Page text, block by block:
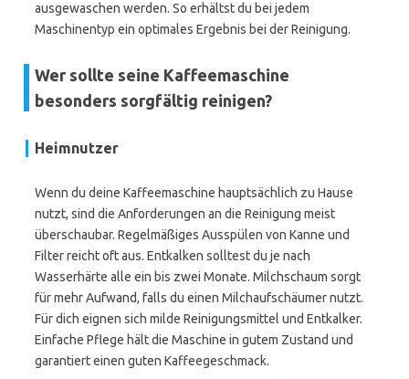
ausgewaschen werden. So erhältst du bei jedem
Maschinentyp ein optimales Ergebnis bei der Reinigung.
Wer sollte seine Kaffeemaschine
besonders sorgfältig reinigen?
Heimnutzer
Wenn du deine Kaffeemaschine hauptsächlich zu Hause
nutzt, sind die Anforderungen an die Reinigung meist
überschaubar. Regelmäßiges Ausspülen von Kanne und
Filter reicht oft aus. Entkalken solltest du je nach
Wasserhärte alle ein bis zwei Monate. Milchschaum sorgt
für mehr Aufwand, falls du einen Milchaufschäumer nutzt.
Für dich eignen sich milde Reinigungsmittel und Entkalker.
Einfache Pflege hält die Maschine in gutem Zustand und
garantiert einen guten Kaffeegeschmack.